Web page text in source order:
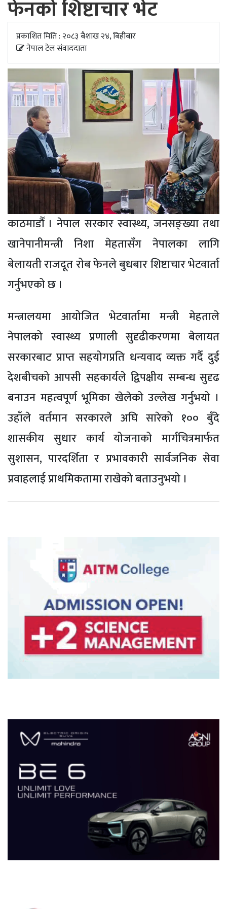
अपडेट
खेलकुद
स्वास्थ्य/
जिबनशैली
फेनको शिष्टाचार भेट
प्रकाशित मिति : २०८३ बैशाख २४, बिहीबार
नेपाल टेल संवाददाता
काठमाडौँ । नेपाल सरकार स्वास्थ्य, जनसङ्ख्या तथा
खानेपानीमन्त्री निशा मेहतासँग नेपालका लागि
बेलायती राजदूत रोब फेनले बुधबार शिष्टाचार भेटवार्ता
गर्नुभएको छ ।
मन्त्रालयमा आयोजित भेटवार्तामा मन्त्री मेहताले
नेपालको स्वास्थ्य प्रणाली सुदृढीकरणमा बेलायत
सरकारबाट प्राप्त सहयोगप्रति धन्यवाद व्यक्त गर्दै दुई
देशबीचको आपसी सहकार्यले द्विपक्षीय सम्बन्ध सुदृढ
बनाउन महत्वपूर्ण भूमिका खेलेको उल्लेख गर्नुभयो ।
उहाँले वर्तमान सरकारले अघि सारेको १०० बुँदे
शासकीय सुधार कार्य योजनाको मार्गचित्रमार्फत
सुशासन, पारदर्शिता र प्रभावकारी सार्वजनिक सेवा
प्रवाहलाई प्राथमिकतामा राखेको बताउनुभयो ।